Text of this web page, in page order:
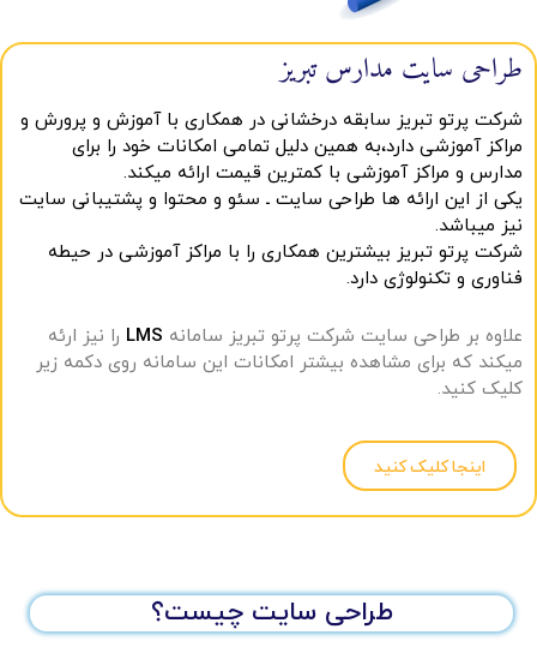
طراحی سایت مدارس تبریز
شرکت پرتو تبریز سابقه درخشانی در همکاری با آموزش و پرورش و
مراکز آموزشی دارد،به همین دلیل تمامی امکانات خود را برای
مدارس و مراکز آموزشی با کمترین قیمت ارائه میکند.
یکی از این ارائه ها طراحی سایت ـ سئو و محتوا و پشتیبانی سایت
نیز میباشد.
شرکت پرتو تبریز بیشترین همکاری را با مراکز آموزشی در حیطه
فناوری و تکنولوژی دارد.
علاوه بر طراحی سایت شرکت پرتو تبریز سامانه LMS را نیز ارئه
میکند که برای مشاهده بیشتر امکانات این سامانه روی دکمه زیر
کلیک کنید.
اینجا کلیک کنید
طراحی سایت چیست؟